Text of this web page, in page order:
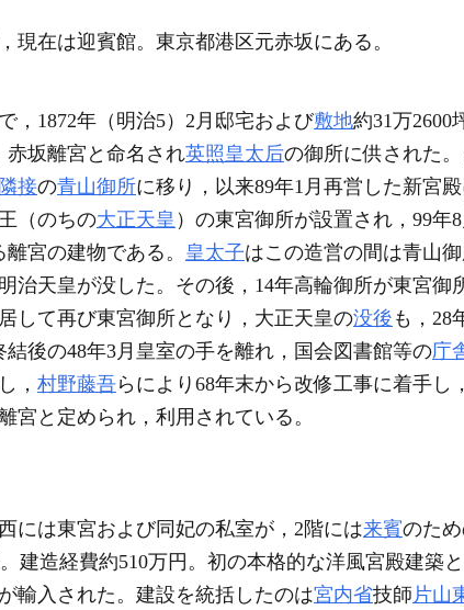
現在は迎賓館。東京都港区元赤坂にある。
，1872年（明治5）2月邸宅および敷地約31万2600
赤坂離宮と命名され英照皇太后の御所に供された
隣接の青山御所に移り，以来89年1月再営した新宮
（のちの大正天皇 ）の東宮御所が設置され，99年
宮の建物である。 皇太子はこの造営の間は青山
治天皇が没した。その後，14年高輪御所が東宮御
して再び東宮御所となり，大正天皇の没後 も，28
後の48年3月皇室の手を離れ，国会図書館等の庁
， 村野藤吾らにより68年末から改修工事に着手し
宮と定められ，利用されている。
には東宮および同妃の私室が，2階には来賓のた
。建造経費約510万円。初の本格的な洋風宮殿建築
輸入された。建設を統括したのは宮内省技師片山